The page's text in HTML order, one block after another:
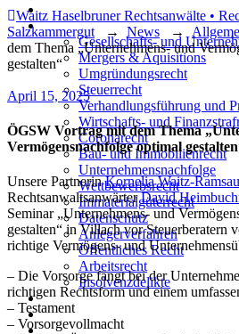
News
Expertise / Fachgebiete
Gesellschafts- und
Mergers & Aquisitions
Umgründungsrecht
Steuerrecht
Verhandlungsführung und
Wirtschafts- und
Coronarecht
Bau- und Immobilienrecht
Unternehmensnachfolge
Wettbewerbsrecht
Immaterialgüterrecht
Datenschutz
Anlegerverfahren
Öffentliches Recht
Arbeitsrecht
Insolvenzdelikte
Know How für Steuerberater
Kontaktieren Sie uns
Facebook
Waitz Haselbruner Rechtsanwälte •
Salzkammergut
→ News →
dem Thema „Unternehmens- und
gestalten“
Posted
April 15, 2025
ÖGSW Vortrag mit dem Thema
Vermögensnachfolge optimal
Unsere PartnerinKornelia Waitz-
RechtsanwaltsanwärterDavid
Seminar „Unternehmens- und
gestalten“ in Villach vor Steuerberatern
richtige Vermögens- und
– Die Vorsorge fängt bei der
richtigen Rechtsform und einem
– Testament
– Vorsorgevollmacht